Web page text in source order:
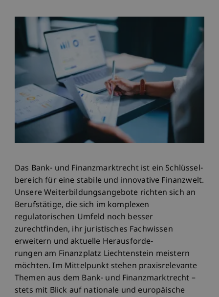
Das Bank- und Finanzmarktrecht ist ein Schlüssel-
bereich für eine stabile und innovative Finanzwelt.
Unsere Weiterbildungsangebote richten sich an
Berufstätige, die sich im komplexen
regulatorischen Umfeld noch besser
zurechtfinden, ihr juristisches Fachwissen
erweitern und aktuelle Herausforde-
rungen am Finanzplatz Liechtenstein meistern
möchten. Im Mittelpunkt stehen praxisrelevante
Themen aus dem Bank- und Finanzmarktrecht –
stets mit Blick auf nationale und europäische